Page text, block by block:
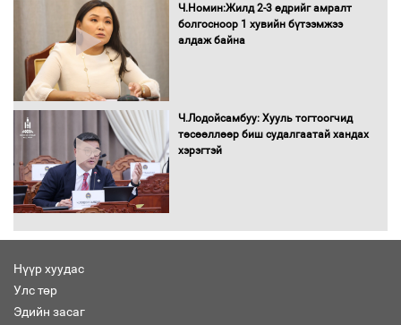
Ч.Номин:Жилд 2-3 өдрийг амралт
болгосноор 1 хувийн бүтээмжээ
алдаж байна
Ч.Лодойсамбуу: Хууль тогтоогчид
төсөөллөөр биш судалгаатай хандах
хэрэгтэй
Нүүр хуудас
Улс төр
Эдийн засаг